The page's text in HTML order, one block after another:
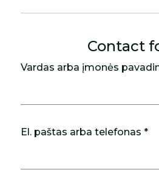
Contact
Vardas arba įmonės
El. paštas arba telefonas *